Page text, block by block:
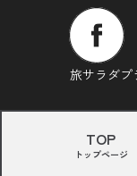
旅サラダプ
TOP
トップページ